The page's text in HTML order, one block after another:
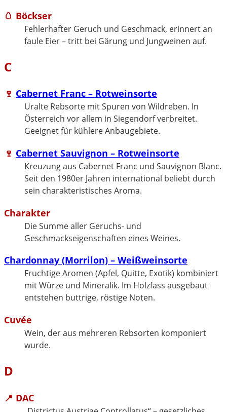
🥚 Böckser
Fehlerhafter Geruch und Geschmack, erinnert an
faule Eier – tritt bei Gärung und Jungweinen auf.
C
🍷 Cabernet Franc – Rotweinsorte
Uralte Rebsorte mit Spuren von Wildreben. In
Österreich vor allem in Siegendorf verbreitet.
Geeignet für kühlere Anbaugebiete.
🍷 Cabernet Sauvignon – Rotweinsorte
Kreuzung aus Cabernet Franc und Sauvignon Blanc.
Seit den 1980er Jahren international beliebt durch
sein charakteristisches Aroma.
Charakter
Die Summe aller Geruchs- und
Geschmackseigenschaften eines Weines.
Chardonnay (Morrilon) – Weißweinsorte
Fruchtige Aromen (Apfel, Quitte, Exotik) kombiniert
mit Würze und Mineralik. Im Holzfass ausgebaut
entstehen buttrige, röstige Noten.
Cuvée
Wein, der aus mehreren Rebsorten komponiert
wurde.
D
📍 DAC